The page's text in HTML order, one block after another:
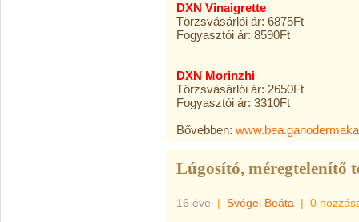
DXN Vinaigrette
Törzsvásárlói ár: 6875Ft
Fogyasztói ár: 8590Ft
DXN Morinzhi
Törzsvásárlói ár: 2650Ft
Fogyasztói ár: 3310Ft
Bővebben:
Lúgosító, méregtelenítő
16 éve | Svégel Beáta | 0